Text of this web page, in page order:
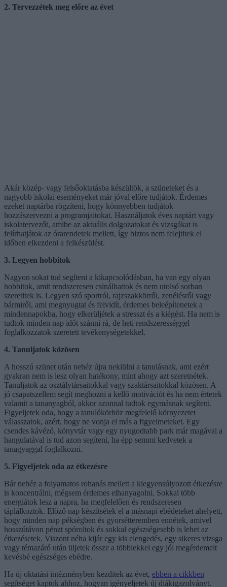
2. Tervezzétek meg előre az évet
Akár közép- vagy felsőoktatásba készültök, a szüneteket és a
nagyobb iskolai eseményeket már jóval előre tudjátok. Érdemes
ezeket naptárba rögzíteni, hogy könnyebben tudjátok
hozzászervezni a programjaitokat. Használjatok éves naptárt vagy
iskolatervezőt, amibe az aktuális dolgozatokat és vizsgákat is
felírhatjátok az órarendetek mellett, így biztos nem felejtitek el
időben elkezdeni a felkészülést.
3. Legyen hobbitok
Nagyon sokat tud segíteni a kikapcsolódásban, ha van egy olyan
hobbitok, amit rendszeresen csinálhattok és nem utolsó sorban
szeretitek is. Legyen szó sportról, rajzszakkörről, zenélésről vagy
bármiről, ami megnyugtat és felvidít, érdemes beleépítenetek a
mindennapokba, hogy elkerüljétek a stresszt és a kiégést. Ha nem is
tudtok minden nap időt szánni rá, de heti rendszerességgel
foglalkozzatok szeretett tevékenységetekkel.
4. Tanuljatok közösen
A hosszú szünet után nehéz újra nekiülni a tanulásnak, ami ezért
gyakran nem is lesz olyan hatékony, mint ahogy azt szeretnétek.
Tanuljatok az osztálytársaitokkal vagy szaktársaitokkal közösen. A
jó csapatszellem segít meghozni a kellő motivációt és ha nem értetek
valamit a tananyagból, akkor azonnal tudtok egymásnak segíteni.
Figyeljetek oda, hogy a tanulókörhöz megfelelő környezetet
válasszatok, azért, hogy ne vonja el más a figyelmeteket. Egy
csendes kávézó, könyvtár vagy egy nyugodtabb park már magával a
hangulatával is tud azon segíteni, ha épp semmi kedvetek a
tanagyaggal foglalkozni.
5. Figyeljetek oda az étkezésre
Bár nehéz a folyamatos rohanás mellett a kiegyensúlyozott étkezésre
is koncentrálni, mégsem érdemes elhanyagolni. Sokkal több
energiátok lesz a napra, ha megfelelően és rendszeresen
táplálkoztok. Előző nap készítsétek el a másnapi ebédeteket ahelyett,
hogy minden nap pékségben és gyorsétteremben ennétek, amivel
hosszútávon pénzt spóroltok és sokkal egészségesebb is lehet az
étkezésetek. Viszont néha kijár egy kis elengedés, egy sikeres vizsga
vagy témazáró után üljetek össze a többiekkel egy jól megérdemelt
kevésbé egészséges ebédre.
Ha új oktatási intézményben kezditek az évet, ebben a cikkben
segítséget kaptok ahhoz, hogyan igényeljetek új diákigazolványt.